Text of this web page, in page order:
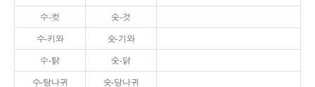
수-컷 숫-것
수-키와 숫-기와
수-탉 숫-닭
수-탕나귀 숫-당나귀